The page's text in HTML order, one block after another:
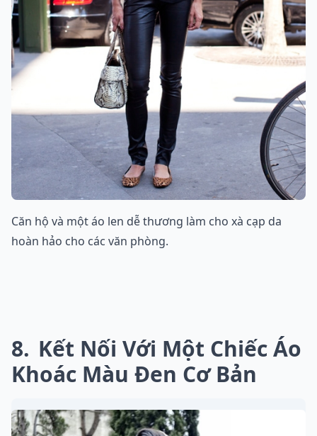
Căn hộ và một áo len dễ thương làm cho xà cạp da
hoàn hảo cho các văn phòng.
8 Kết Nối Với Một Chiếc Áo
Khoác Màu Đen Cơ Bản